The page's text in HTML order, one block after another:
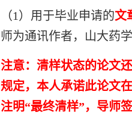
（1 ）用于毕业申请的文
师为通讯作者，山大药
注意：清样状态的论文
规定，本人承诺此论文
注明“最终清样”，导师